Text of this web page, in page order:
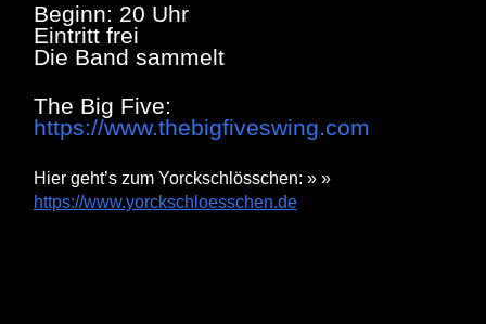
Beginn: 20 Uhr
Eintritt frei
Die Band sammelt
The Big Five:
https://www.thebigfiveswing.com
Hier geht’s zum Yorckschlösschen: » »
https://www.yorckschloesschen.de